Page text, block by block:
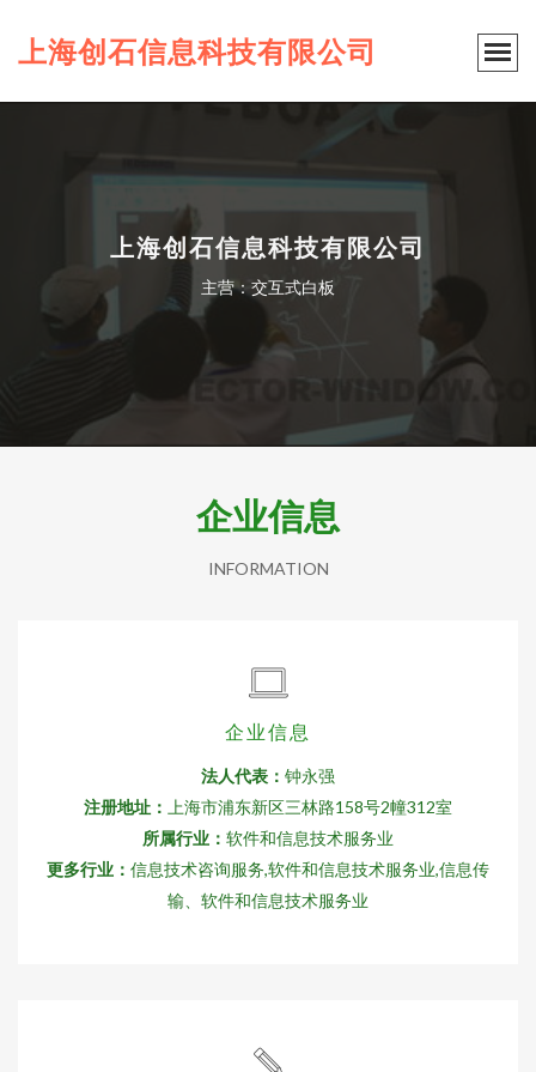
上海创石信息科技有限公司
上海创石信息科技有限公司
主营：交互式白板
企业信息
INFORMATION
企业信息
法人代表： 钟永强
注册地址：
上海市浦东新区三林路158号2幢312室
所属行业： 软件和信息技术服务业
更多行业： 信息技术咨询服务,软件和信息技术服务业,信息传
输、软件和信息技术服务业